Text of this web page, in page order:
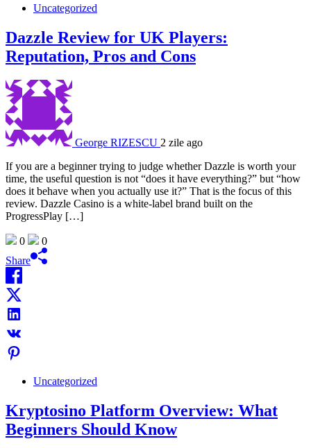
Uncategorized
Dazzle Review for UK Players:
Reputation, Pros and Cons
George RIZESCU 2 zile ago
If you are a beginner trying to judge whether Dazzle is worth your
time, the useful question is not “does it have everything?” but “how
does it behave when you actually use it?” That is the focus of this
review. Dazzle Casino is a white-label brand built on the
ProgressPlay […]
0
0
Share
Uncategorized
Kryptosino Platform Overview: What
Beginners Should Know